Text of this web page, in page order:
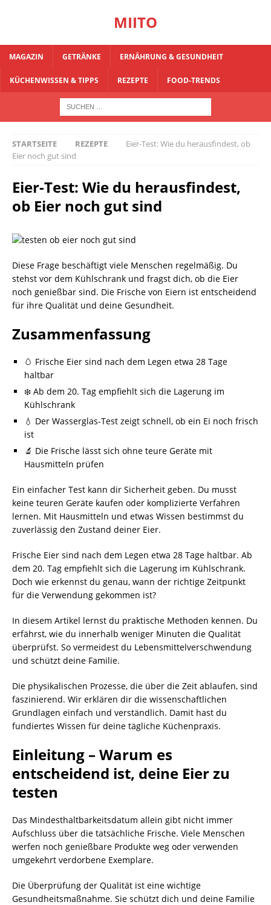
MIITO
MAGAZIN GETRÄNKE ERNÄHRUNG & GESUNDHEIT
KÜCHENWISSEN & TIPPS REZEPTE FOOD-TRENDS
STARTSEITE REZEPTE
Eier-Test: Wie du herausfindest, ob
Eier noch gut sind
Eier-Test: Wie du herausfindest,
ob Eier noch gut sind
Diese Frage beschäftigt viele Menschen regelmäßig. Du
stehst vor dem Kühlschrank und fragst dich, ob die Eier
noch genießbar sind. Die Frische von Eiern ist entscheidend
für ihre Qualität und deine Gesundheit.
Zusammenfassung
🥚 Frische Eier sind nach dem Legen etwa 28 Tage
haltbar
❄️ Ab dem 20. Tag empfiehlt sich die Lagerung im
Kühlschrank
💧 Der Wasserglas-Test zeigt schnell, ob ein Ei noch frisch
ist
🔬 Die Frische lässt sich ohne teure Geräte mit
Hausmitteln prüfen
Ein einfacher Test kann dir Sicherheit geben. Du musst
keine teuren Geräte kaufen oder komplizierte Verfahren
lernen. Mit Hausmitteln und etwas Wissen bestimmst du
zuverlässig den Zustand deiner Eier.
Frische Eier sind nach dem Legen etwa 28 Tage haltbar. Ab
dem 20. Tag empfiehlt sich die Lagerung im Kühlschrank.
Doch wie erkennst du genau, wann der richtige Zeitpunkt
für die Verwendung gekommen ist?
In diesem Artikel lernst du praktische Methoden kennen. Du
erfährst, wie du innerhalb weniger Minuten die Qualität
überprüfst. So vermeidest du Lebensmittelverschwendung
und schützt deine Familie.
Die physikalischen Prozesse, die über die Zeit ablaufen, sind
faszinierend. Wir erklären dir die wissenschaftlichen
Grundlagen einfach und verständlich. Damit hast du
fundiertes Wissen für deine tägliche Küchenpraxis.
Einleitung – Warum es
entscheidend ist, deine Eier zu
testen
Das Mindesthaltbarkeitsdatum allein gibt nicht immer
Aufschluss über die tatsächliche Frische. Viele Menschen
werfen noch genießbare Produkte weg oder verwenden
umgekehrt verdorbene Exemplare.
Die Überprüfung der Qualität ist eine wichtige
Gesundheitsmaßnahme. Sie schützt dich und deine Familie